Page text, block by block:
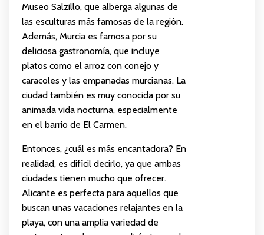
Museo Salzillo, que alberga algunas de
las esculturas más famosas de la región.
Además, Murcia es famosa por su
deliciosa gastronomía, que incluye
platos como el arroz con conejo y
caracoles y las empanadas murcianas. La
ciudad también es muy conocida por su
animada vida nocturna, especialmente
en el barrio de El Carmen.
Entonces, ¿cuál es más encantadora? En
realidad, es difícil decirlo, ya que ambas
ciudades tienen mucho que ofrecer.
Alicante es perfecta para aquellos que
buscan unas vacaciones relajantes en la
playa, con una amplia variedad de